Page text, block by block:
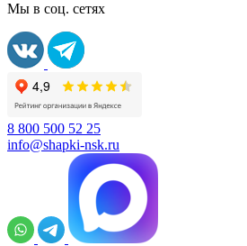
Мы в соц. сетях
8 800 500 52 25
info@shapki-nsk.ru